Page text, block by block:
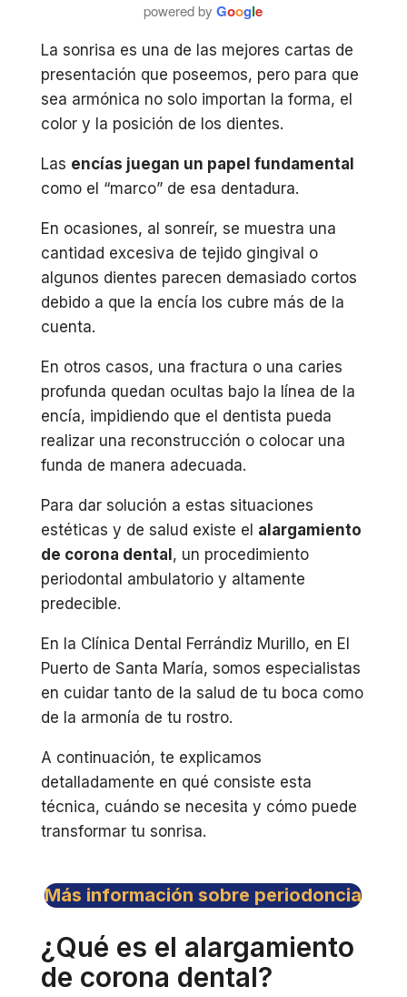
powered byGoogle
La sonrisa es una de las mejores cartas de
presentación que poseemos, pero para que
sea armónica no solo importan la forma, el
color y la posición de los dientes.
Las encías juegan un papel fundamental
como el “marco” de esa dentadura.
En ocasiones, al sonreír, se muestra una
cantidad excesiva de tejido gingival o
algunos dientes parecen demasiado cortos
debido a que la encía los cubre más de la
cuenta.
En otros casos, una fractura o una caries
profunda quedan ocultas bajo la línea de la
encía, impidiendo que el dentista pueda
realizar una reconstrucción o colocar una
funda de manera adecuada.
Para dar solución a estas situaciones
estéticas y de salud existe el alargamiento
de corona dental , un procedimiento
periodontal ambulatorio y altamente
predecible.
En la Clínica Dental Ferrándiz Murillo, en El
Puerto de Santa María, somos especialistas
en cuidar tanto de la salud de tu boca como
de la armonía de tu rostro.
A continuación, te explicamos
detalladamente en qué consiste esta
técnica, cuándo se necesita y cómo puede
transformar tu sonrisa.
Más información sobre periodoncia
¿Qué es el alargamiento
de corona dental?